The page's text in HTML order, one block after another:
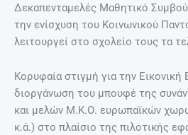
Δεκαπενταμελές Μαθητικό
την ενίσχυση του Κοινωνικού
λειτουργεί στο σχολείο τους τα
Κορυφαία στιγμή για την Εικονική
διοργάνωση του μπουφέ της
και μελών Μ.Κ.Ο. ευρωπαϊκών
κ.ά.) στο πλαίσιο της πιλοτικής